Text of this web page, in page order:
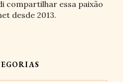
compartilhar essa paixão
desde 2013.